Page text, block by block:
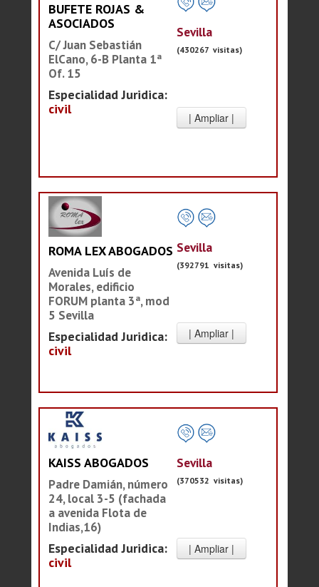
BUFETE ROJAS &
ASOCIADOS
C/ Juan Sebastián
ElCano, 6-B Planta 1ª
Of. 15
Especialidad Juridica:
civil
Sevilla
(430267 visitas)
ROMA LEX ABOGADOS
Avenida Luís de
Morales, edificio
FORUM planta 3ª, mod
5 Sevilla
Especialidad Juridica:
civil
Sevilla
(392791 visitas)
KAISS ABOGADOS
Padre Damián, número
24, local 3-5 (fachada
a avenida Flota de
Indias,16)
Especialidad Juridica:
civil
Sevilla
(370532 visitas)